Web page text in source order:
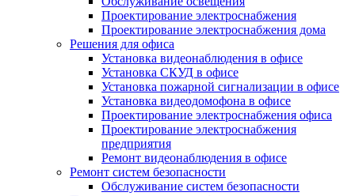
Проектирование электроснабжения
Проектирование электроснабжения дома
Решения для офиса
Установка видеонаблюдения в офисе
Установка СКУД в офисе
Установка пожарной сигнализации в офисе
Установка видеодомофона в офисе
Проектирование электроснабжения офиса
Проектирование электроснабжения
предприятия
Ремонт видеонаблюдения в офисе
Ремонт систем безопасности
Обслуживание систем безопасности